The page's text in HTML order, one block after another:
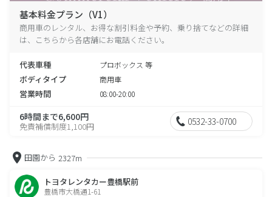
基本料金プラン（V1）
商用車のレンタル、お得な割引料金や予約、乗り捨てなどの詳細
は、こちらから各店舗にお電話ください。
代表車種 プロボックス 等
ボディタイプ 商用車
営業時間 08:00-20:00
6時間まで6,600円
免責補償制度1,100円 0532-33-0700
田園から 2327m
トヨタレンタカー豊橋駅前
豊橋市大橋通1-61